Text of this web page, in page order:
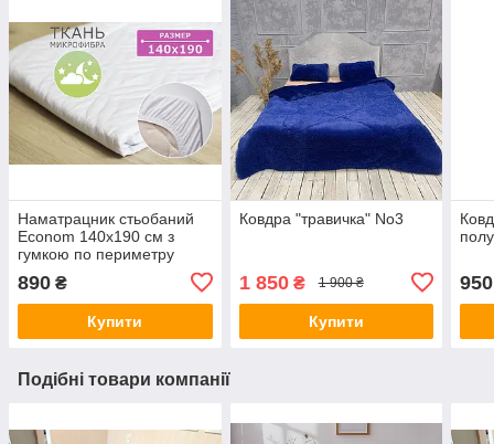
Наматрацник стьобаний
Econom 140х190 см з
гумкою по периметру
890 ₴
Купити
Ковдра "травичка" No3
1 850₴ 1 900 ₴
Купити
950
Подібні товари компанії